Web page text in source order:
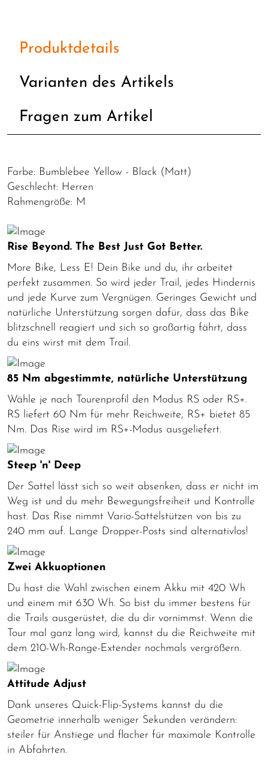
Produktdetails
Varianten des Artikels
Fragen zum Artikel
Farbe: Bumblebee Yellow - Black (Matt)
Geschlecht: Herren
Rahmengröße: M
Rise Beyond. The Best Just Got Better.
More Bike, Less E! Dein Bike und du, ihr arbeitet
perfekt zusammen. So wird jeder Trail, jedes Hindernis
und jede Kurve zum Vergnügen. Geringes Gewicht und
natürliche Unterstützung sorgen dafür, dass das Bike
blitzschnell reagiert und sich so großartig fährt, dass
du eins wirst mit dem Trail.
85 Nm abgestimmte, natürliche Unterstützung
Wähle je nach Tourenprofil den Modus RS oder RS+.
RS liefert 60 Nm für mehr Reichweite, RS+ bietet 85
Nm. Das Rise wird im RS+-Modus ausgeliefert.
Steep 'n' Deep
Der Sattel lässt sich so weit absenken, dass er nicht im
Weg ist und du mehr Bewegungsfreiheit und Kontrolle
hast. Das Rise nimmt Vario-Sattelstützen von bis zu
240 mm auf. Lange Dropper-Posts sind alternativlos!
Zwei Akkuoptionen
Du hast die Wahl zwischen einem Akku mit 420 Wh
und einem mit 630 Wh. So bist du immer bestens für
die Trails ausgerüstet, die du dir vornimmst. Wenn die
Tour mal ganz lang wird, kannst du die Reichweite mit
dem 210-Wh-Range-Extender nochmals vergrößern.
Attitude Adjust
Dank unseres Quick-Flip-Systems kannst du die
Geometrie innerhalb weniger Sekunden verändern:
steiler für Anstiege und flacher für maximale Kontrolle
in Abfahrten.